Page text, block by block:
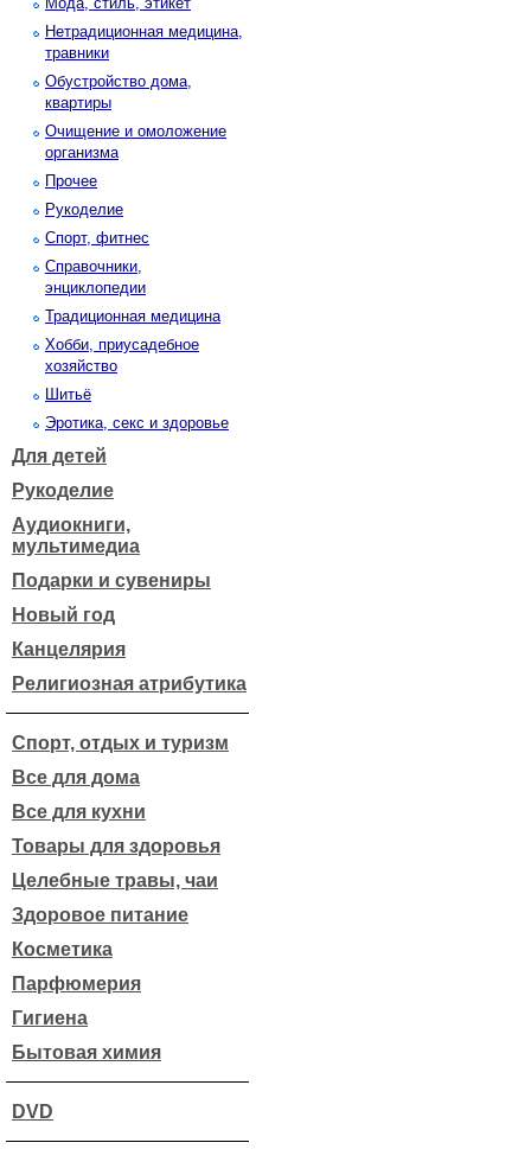
Нетрадиционная медицина,
травники
Обустройство дома,
квартиры
Очищение и омоложение
организма
Прочее
Рукоделие
Спорт, фитнес
Справочники,
энциклопедии
Традиционная медицина
Хобби, приусадебное
хозяйство
Шитьё
Эротика, секс и здоровье
Для детей
Рукоделие
Аудиокниги,
мультимедиа
Подарки и сувениры
Новый год
Канцелярия
Религиозная атрибутика
Спорт, отдых и туризм
Все для дома
Все для кухни
Товары для здоровья
Целебные травы, чаи
Здоровое питание
Косметика
Парфюмерия
Гигиена
Бытовая химия
DVD